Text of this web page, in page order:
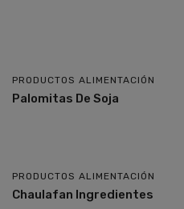
PRODUCTOS ALIMENTACIÓN
Palomitas De Soja
PRODUCTOS ALIMENTACIÓN
Chaulafan Ingredientes